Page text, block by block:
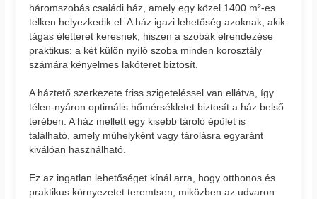
háromszobás családi ház, amely egy közel 1400 m²-es
telken helyezkedik el. A ház igazi lehetőség azoknak, akik
tágas életteret keresnek, hiszen a szobák elrendezése
praktikus: a két külön nyíló szoba minden korosztály
számára kényelmes lakóteret biztosít.
A háztető szerkezete friss szigeteléssel van ellátva, így
télen-nyáron optimális hőmérsékletet biztosít a ház belső
terében. A ház mellett egy kisebb tároló épület is
található, amely műhelyként vagy tárolásra egyaránt
kiválóan használható.
Ez az ingatlan lehetőséget kínál arra, hogy otthonos és
praktikus környezetet teremtsen, miközben az udvaron